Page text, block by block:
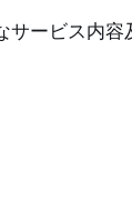
ービス内